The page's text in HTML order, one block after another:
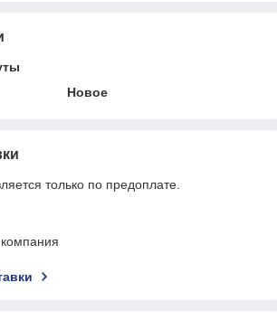
Новое
только по предоплате.